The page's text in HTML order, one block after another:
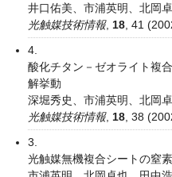
井口佑美、市浦英明、北岡
光触媒技術情報, 18 , 41
4.
酸化チタン－ゼオライト複
解挙動
深堀秀史、市浦英明、北岡
光触媒技術情報, 18 , 38
3.
光触媒無機複合シートの窒